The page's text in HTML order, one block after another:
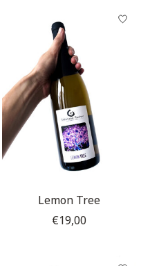
Lemon Tree
€19,00